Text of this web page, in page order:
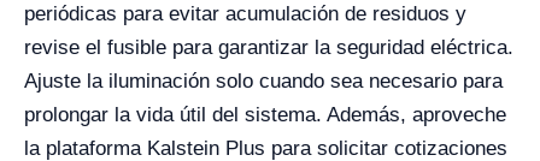
periódicas para evitar acumulación de residuos y
revise el fusible para garantizar la seguridad eléctrica.
Ajuste la iluminación solo cuando sea necesario para
prolongar la vida útil del sistema. Además, aproveche
la plataforma Kalstein Plus para solicitar cotizaciones